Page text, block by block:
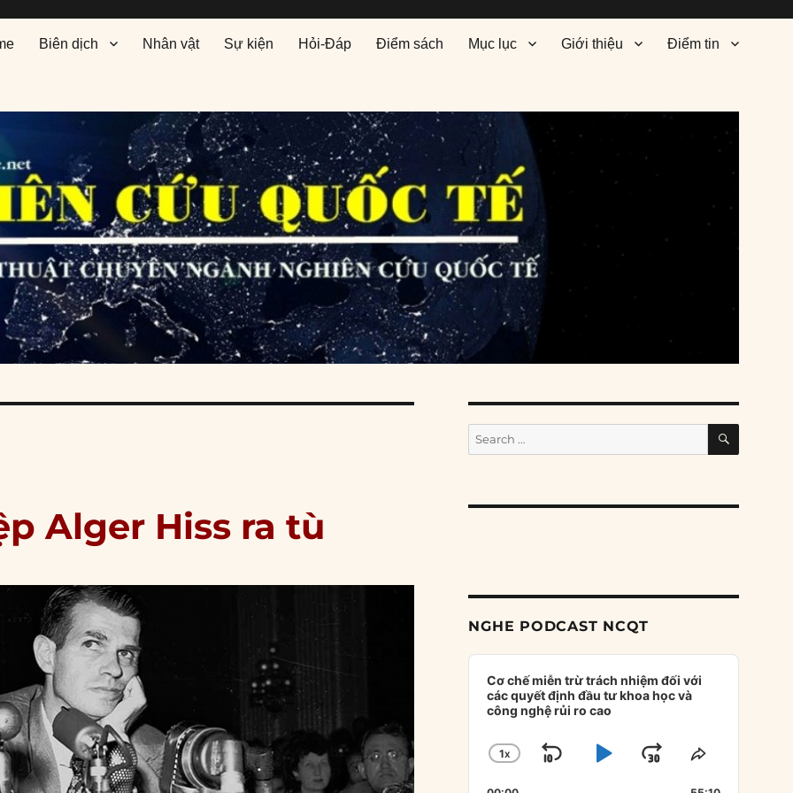
Biên dịch Nhân vật Sự kiện Hỏi-Đáp Điểm sách Mục lục Giới thiệu Điểm tin
Alger Hiss ra tù
Search
for:
SEARCH
NGHE PODCAST NCQT
Audio
Player
Cơ chế miễn trừ trách nhiệm đối với
các quyết định đầu tư khoa học và
công nghệ rủi ro cao
CHANGE
1X
SKIPPLAYJUMPSHARE